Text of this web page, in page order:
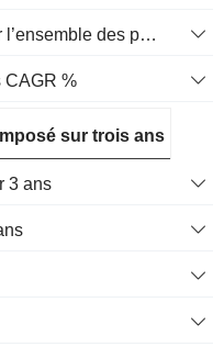
Flux de trésorerie libre pour l’ensemble des pourvoyeurs de fonds (créanciers et actionnaires) FCFF, CAGR sur 2 ans
CAGR %
sur trois ans
3 ans